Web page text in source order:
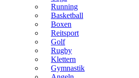
Running
Basketball
Boxen
Reitsport
Golf
Rugby
Klettern
Gymnastik